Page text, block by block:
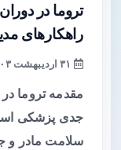
تروما در
راهکارهای
مقدمه تروما
جدی پزشکی است
سلامت مادر و